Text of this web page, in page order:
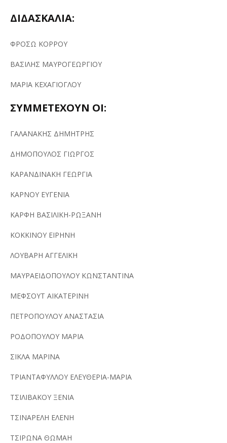
ΔΙΔΑΣΚΑΛΙΑ:
ΦΡΟΣΩ ΚΟΡΡΟΥ
ΒΑΣΙΛΗΣ ΜΑΥΡΟΓΕΩΡΓΙΟΥ
ΜΑΡΙΑ ΚΕΧΑΓΙΟΓΛΟΥ
ΣΥΜΜΕΤΕΧΟΥΝ ΟΙ:
ΓΑΛΑΝΑΚΗΣ ΔΗΜΗΤΡΗΣ
ΔΗΜΟΠΟΥΛΟΣ ΓΙΩΡΓΟΣ
ΚΑΡΑΝΔΙΝΑΚΗ ΓΕΩΡΓΙΑ
ΚΑΡΝΟΥ ΕΥΓΕΝΙΑ
ΚΑΡΦΗ ΒΑΣΙΛΙΚΗ-ΡΩΞΑΝΗ
ΚΟΚΚΙΝΟΥ ΕΙΡΗΝΗ
ΛΟΥΒΑΡΗ ΑΓΓΕΛΙΚΗ
ΜΑΥΡΑΕΙΔΟΠΟΥΛΟΥ ΚΩΝΣΤΑΝΤΙΝΑ
ΜΕΦΣΟΥΤ ΑΙΚΑΤΕΡΙΝΗ
ΠΕΤΡΟΠΟΥΛΟΥ ΑΝΑΣΤΑΣΙΑ
ΡΟΔΟΠΟΥΛΟΥ ΜΑΡΙΑ
ΣΙΚΛΑ ΜΑΡΙΝΑ
ΤΡΙΑΝΤΑΦΥΛΛΟΥ ΕΛΕΥΘΕΡΙΑ-ΜΑΡΙΑ
ΤΣΙΛΙΒΑΚΟΥ ΞΕΝΙΑ
ΤΣΙΝΑΡΕΛΗ ΕΛΕΝΗ
ΤΣΙΡΩΝΑ ΘΩΜΑΗ